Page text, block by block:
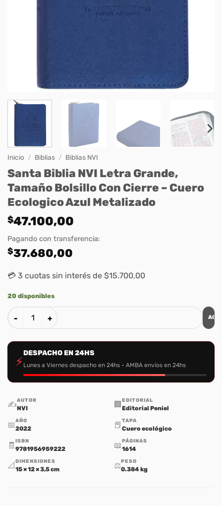
Inicio / Biblias / Biblias NVI
Santa Biblia NVI Letra Grande,
Tamaño Bolsillo Con Cierre – Cuero
Ecologico Azul Metalizado
$47.100,00
Pagando con transferencia:
$37.680,00
💳 3 cuotas sin interés de $15.700,00
20 disponibles
Santa Biblia NVI Letra Grande, Tamaño Bolsillo Con Cierre
⚡
DESPACHO EN 24HS
Lunes a Viernes despacho en 24hs - AMBA envíos en 24hs
✍️AUTOR
NVI 🏢 EDITORIAL
Editorial Peniel
📅AÑO
2022 📕 TAPA
Cuero ecológico
🧾 ISBN
9781956959222 📖PÁGINAS
1614
📐 DIMENSIONES
15 × 12 × 3,5 cm ⚖️PESO
0.384 kg